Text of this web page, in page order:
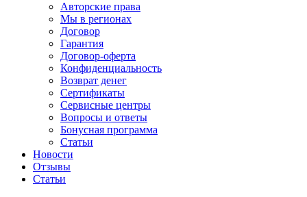
Авторские права
Мы в регионах
Договор
Гарантия
Договор-оферта
Конфиденциальность
Возврат денег
Сертификаты
Сервисные центры
Вопросы и ответы
Бонусная программа
Статьи
Новости
Отзывы
Статьи